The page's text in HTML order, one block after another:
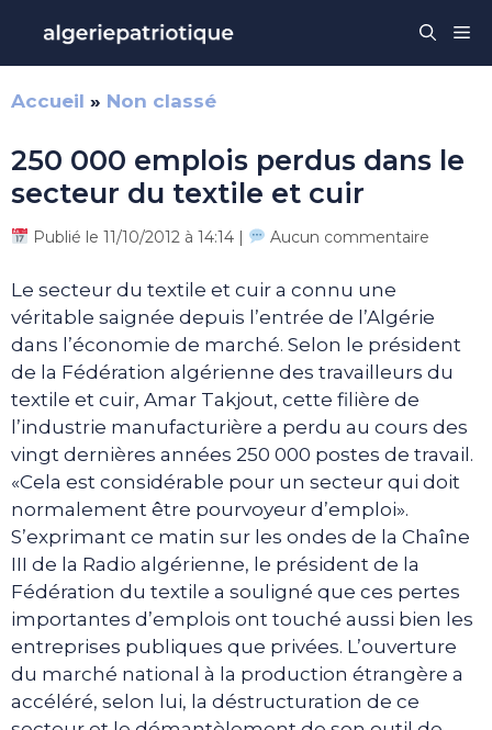
contenu
Accueil » Non classé
250 000 emplois perdus dans le
secteur du textile et cuir
Publié le 11/10/2012 à 14:14 | Aucun commentaire
Le secteur du textile et cuir a connu une
véritable saignée depuis l’entrée de l’Algérie
dans l’économie de marché. Selon le président
de la Fédération algérienne des travailleurs du
textile et cuir, Amar Takjout, cette filière de
l’industrie manufacturière a perdu au cours des
vingt dernières années 250 000 postes de travail.
«Cela est considérable pour un secteur qui doit
normalement être pourvoyeur d’emploi».
S’exprimant ce matin sur les ondes de la Chaîne
III de la Radio algérienne, le président de la
Fédération du textile a souligné que ces pertes
importantes d’emplois ont touché aussi bien les
entreprises publiques que privées. L’ouverture
du marché national à la production étrangère a
accéléré, selon lui, la déstructuration de ce